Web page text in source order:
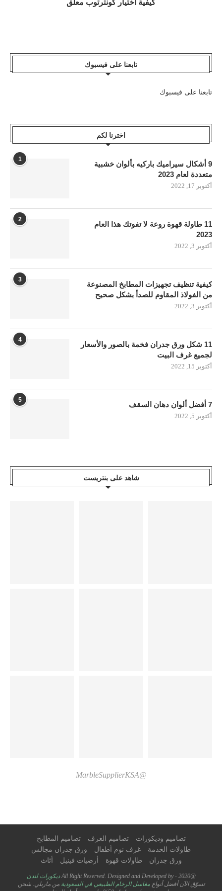
كيفية اختيار كونترتوب معلق
تابعنا على فيسبوك
تابعنا على فيسبوك
اخترنا لكم
1
9 أشكال سيراميك باركيه بألوان خشبية
متعددة لعام 2023
أكتوبر 17, 2022
2
11 طاولة قهوة روعة لا تفوتك هذا العام
2023
أكتوبر 3, 2022
3
كيفية تنظيف تجهيزات المطابخ المصنوعة
من الفولاذ المقاوم للصدأ بشكل صحيح
أكتوبر 3, 2022
4
11 شكل ورق جدران فخمة بالصور والأسعار
لجميع غرف البيت
أكتوبر 15, 2022
5
7 أفضل ألوان دهان السقف
أكتوبر 5, 2022
شاهد على بنتريست
@MarbleSupplierKSA
تصاميم وديكورات تصاميم الغرف
تصاميم المطابخ
طاولات الخدمة
غرف نوم أطفال
ورق جدران مجالس
ورق جدران
طاولات قهوة أرضيات فينيل أثاث
@2020 - All Right Reserved. Designed and Developed by
ديكورات لندن
تسوّق الآن أفضل أنواعمغاسل الرخام الطبيعي في السعوديةمن ماربلي. شحن